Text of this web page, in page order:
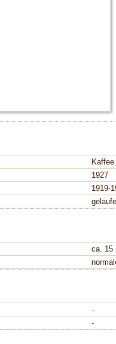
Kaffee
1927
1919-
ca. 15
-
-